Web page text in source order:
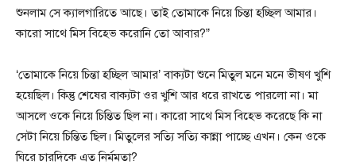
শুনলাম সে ক্যালগারিতে আছে। তাই তোমাকে নিয়ে চিন্তা হচ্ছিল আমার।
কারো সাথে মিস বিহেভ করোনি তো আবার?”
‘তোমাকে নিয়ে চিন্তা হচ্ছিল আমার’ বাক্যটা শুনে মিতুল মনে মনে ভীষণ খুশি
হয়েছিল। কিন্তু শেষের বাক্যটা ওর খুশি আর ধরে রাখতে পারলো না। মা
আসলে ওকে নিয়ে চিন্তিত ছিল না। কারো সাথে মিস বিহেভ করেছে কি না
সেটা নিয়ে চিন্তিত ছিল। মিতুলের সত্যি সত্যি কান্না পাচ্ছে এখন। কেন ওকে
ঘিরে চারদিকে এত নির্মমতা?